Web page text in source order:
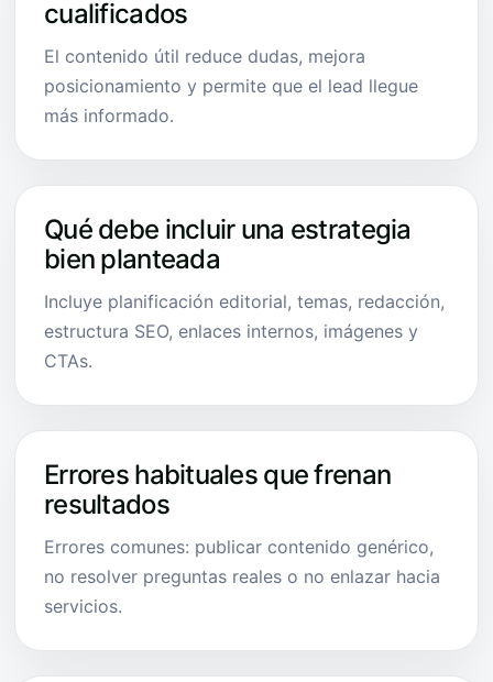
cualificados
El contenido útil reduce dudas, mejora
posicionamiento y permite que el lead llegue
más informado.
Qué debe incluir una estrategia
bien planteada
Incluye planificación editorial, temas, redacción,
estructura SEO, enlaces internos, imágenes y
CTAs.
Errores habituales que frenan
resultados
Errores comunes: publicar contenido genérico,
no resolver preguntas reales o no enlazar hacia
servicios.